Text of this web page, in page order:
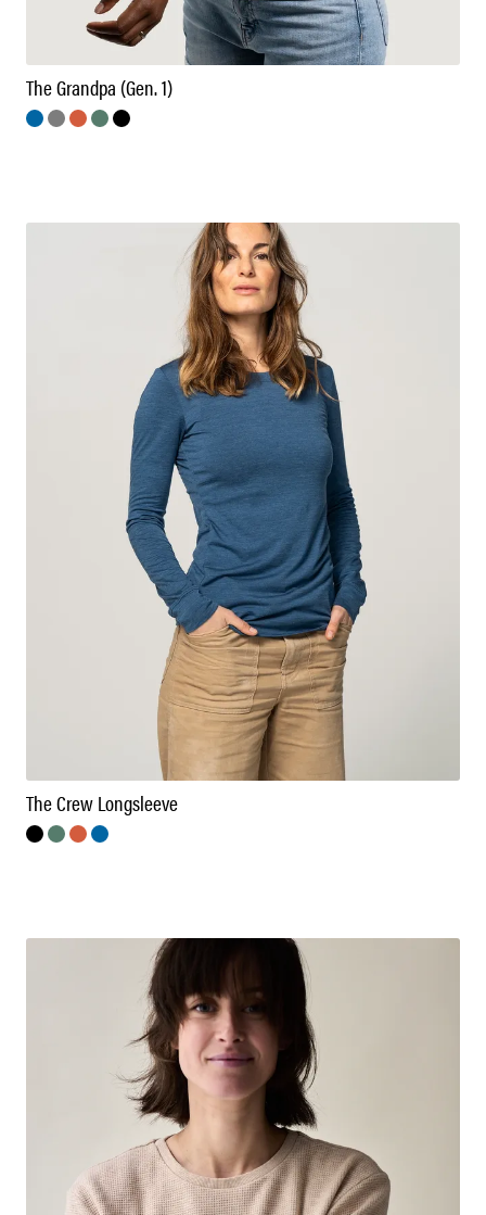
The Grandpa (Gen. 1)
The Crew Longsleeve